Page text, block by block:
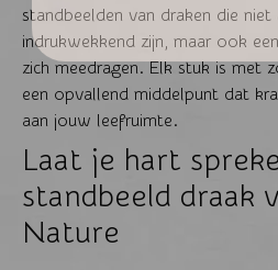
standbeelden van draken die niet
indrukwekkend zijn, maar ook
zich meedragen. Elk stuk is met
een opvallend middelpunt dat
aan jouw leefruimte.
Laat je hart
standbeeld draak
Nature